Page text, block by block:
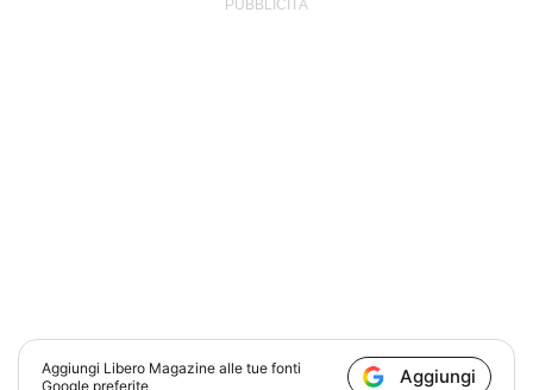
Aggiungi Libero Magazine alle tue fonti
Google preferite
Aggiungi